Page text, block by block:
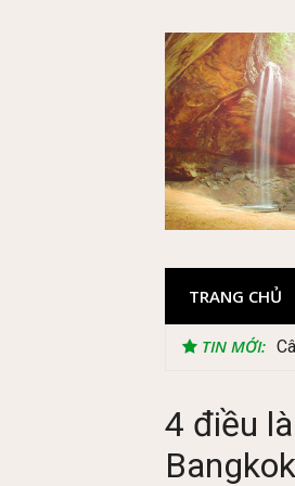
TRANG CHỦ
TIN MỚI:
4 điều
Bangkok